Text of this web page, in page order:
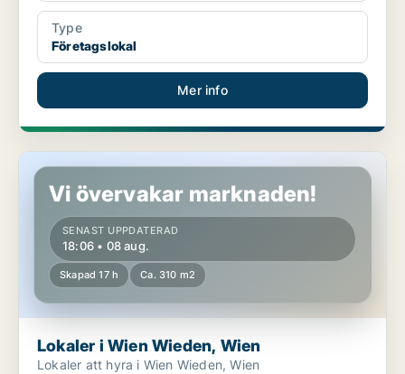
Type
Företagslokal
Mer info
Lokaler i Wien Wieden, Wien
Vi övervakar marknaden!
SENAST UPPDATERAD
18:06 • 08 aug.
Skapad 17 h Ca. 310 m2
Lokaler i Wien Wieden, Wien
Lokaler att hyra i Wien Wieden, Wien